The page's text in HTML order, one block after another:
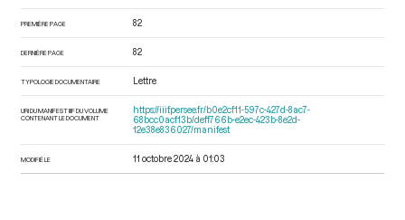
PREMIÈRE PAGE 82
DERNIÈRE PAGE 82
TYPOLOGIE DOCUMENTAIRE Lettre
URI DU MANIFEST IIIF DU VOLUME
CONTENANT LE DOCUMENT
https://iiif.persee.fr/b0e2cf11-597c-427d-8ac7-
68bcc0acf13b/deff766b-e2ec-423b-8e2d-
12e38e836027/manifest
MODIFIÉ LE 11 octobre 2024 à 01:03